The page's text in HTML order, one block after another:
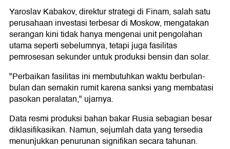
Yaroslav Kabakov, direktur strategi di Finam, salah satu
perusahaan investasi terbesar di Moskow, mengatakan
serangan kini tidak hanya mengenai unit pengolahan
utama seperti sebelumnya, tetapi juga fasilitas
pemrosesan sekunder untuk produksi bensin dan solar.
"Perbaikan fasilitas ini membutuhkan waktu berbulan-
bulan dan semakin rumit karena sanksi yang membatasi
pasokan peralatan," ujarnya.
Data resmi produksi bahan bakar Rusia sebagian besar
diklasifikasikan. Namun, sejumlah data yang tersedia
menunjukkan penurunan signifikan secara tahunan.